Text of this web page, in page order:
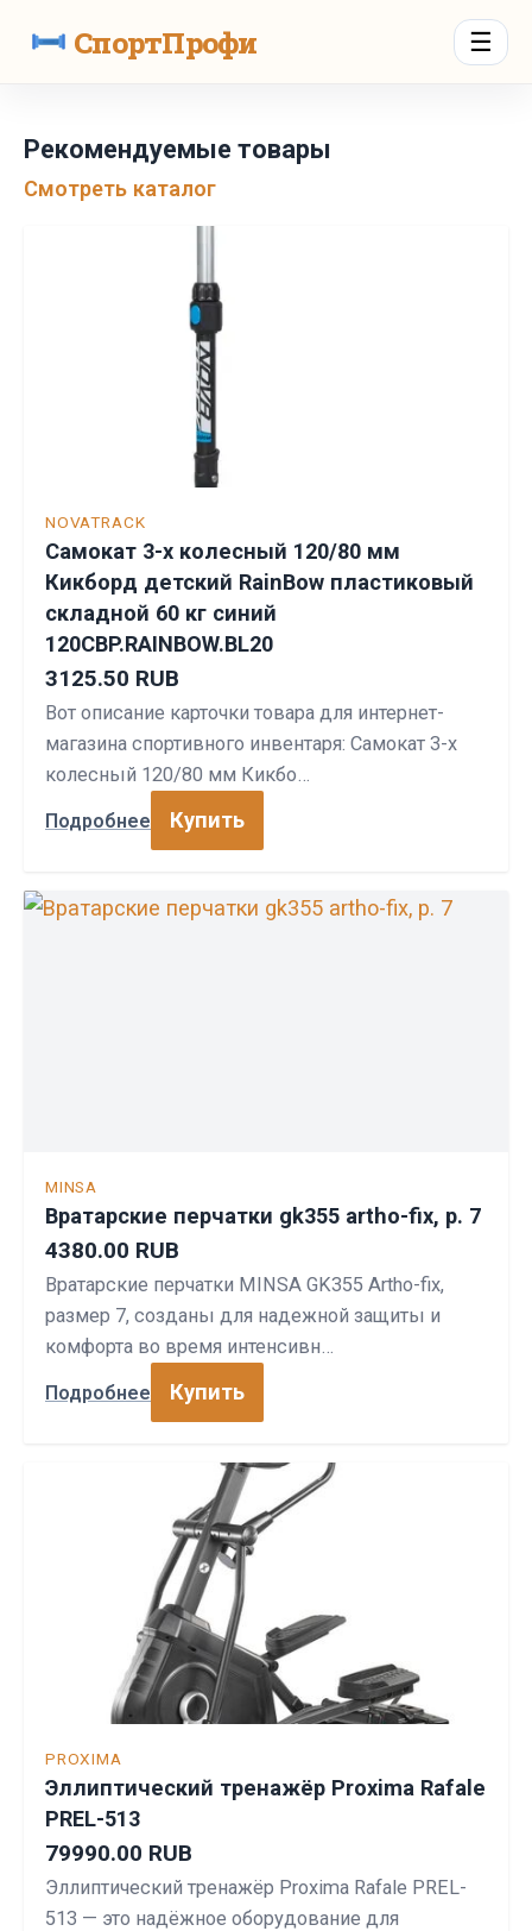
СпортПрофи ☰
Рекомендуемые товары
Смотреть каталог
NOVATRACK
Самокат 3-х колесный 120/80 мм
Кикборд детский RainBow пластиковый
складной 60 кг синий
120CBP.RAINBOW.BL20
3125.50 RUB
Вот описание карточки товара для интернет-
магазина спортивного инвентаря: Самокат 3-х
колесный 120/80 мм Кикбо…
Подробнее Купить
MINSA
Вратарские перчатки gk355 artho-fix, р. 7
4380.00 RUB
Вратарские перчатки MINSA GK355 Artho-fix,
размер 7, созданы для надежной защиты и
комфорта во время интенсивн…
Подробнее Купить
PROXIMA
Эллиптический тренажёр Proxima Rafale
PREL-513
79990.00 RUB
Эллиптический тренажёр Proxima Rafale PREL-
513 — это надёжное оборудование для